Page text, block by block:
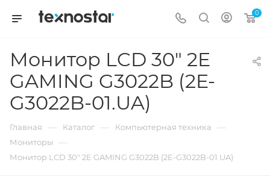
0
Монитор LCD 30" 2E
GAMING G3022B (2E-
G3022B-01.UA)
Главная — Каталог — Компьютерная техника —
Мониторы —
Монитор LCD 30" 2E GAMING G3022B (2E-G3022B-01.UA)